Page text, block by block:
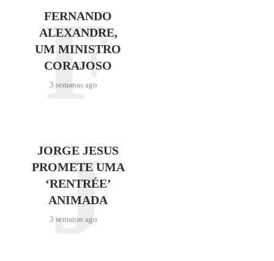
FERNANDO
ALEXANDRE,
UM MINISTRO
CORAJOSO
3 semanas ago
F
JORGE JESUS
PROMETE UMA
‘RENTRÉE’
ANIMADA
3 semanas ago
J